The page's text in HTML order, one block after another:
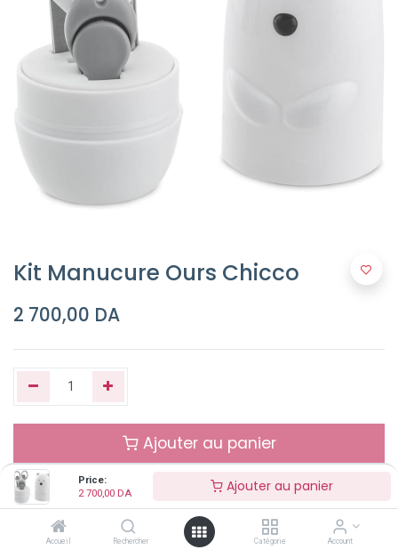
Price:
2 700,00 DA Ajouter au panier
Accueil Rechercher Catégorie Account
Kit Manucure Ours Chicco
2 700,00 DA
Ajouter au panier
Buy Now